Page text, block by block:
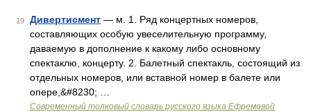
19 Дивертисмент — м. 1. Ряд концертных номеров,
составляющих особую увеселительную программу,
даваемую в дополнение к какому либо основному
спектаклю, концерту. 2. Балетный спектакль, состоящий из
отдельных номеров, или вставной номер в балете или
опере,&#8230; …
Современный толковый словарь русского языка Ефремовой